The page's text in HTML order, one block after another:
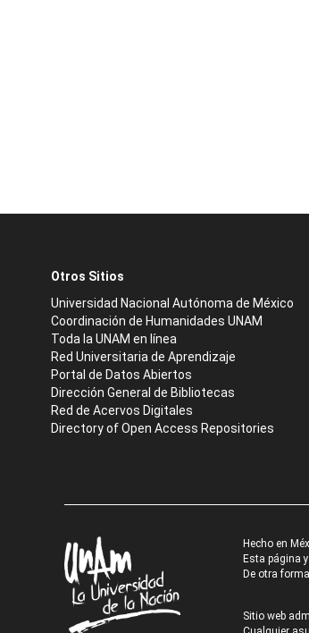
Otros Sitios
Universidad Nacional Autónoma de México
Coordinación de Humanidades UNAM
Toda la UNAM en línea
Red Universitaria de Aprendizaje
Portal de Datos Abiertos
Dirección General de Bibliotecas
Red de Acervos Digitales
Directory of Open Access Repositories
Hecho en
Esta página
De otra
Sitio web